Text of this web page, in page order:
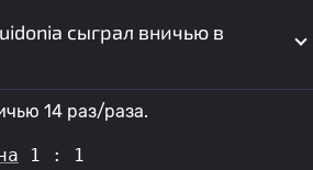
сыграл вничью в
14 раз/раза.
1 : 1